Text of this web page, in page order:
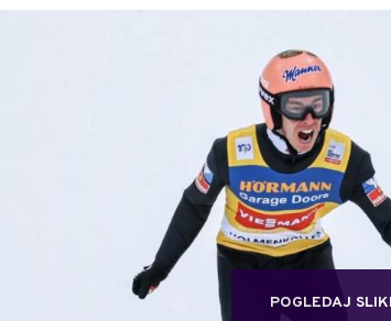
POGLEDAJ